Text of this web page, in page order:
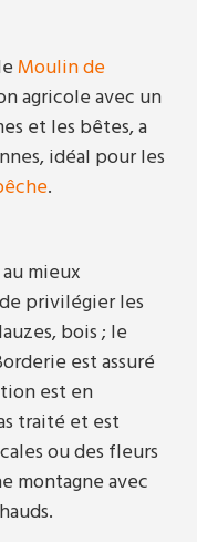
Moulin de
agricole avec un
et les bêtes, a
idéal pour les
.
mieux
privilégier les
bois ; le
est assuré
est en
traité et est
ou des fleurs
montagne avec